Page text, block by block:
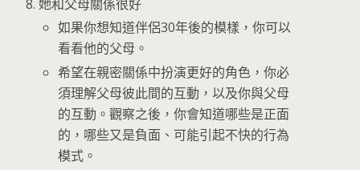
她和父母關係很好
如果你想知道伴侶30年後的模樣，你可以
看看他的父母。
希望在親密關係中扮演更好的角色，你必
須理解父母彼此間的互動，以及你與父母
的互動。觀察之後，你會知道哪些是正面
的，哪些又是負面、可能引起不快的行為
模式。